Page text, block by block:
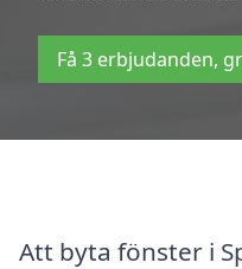
Få 3 erbjudanden,
Att byta fönster i